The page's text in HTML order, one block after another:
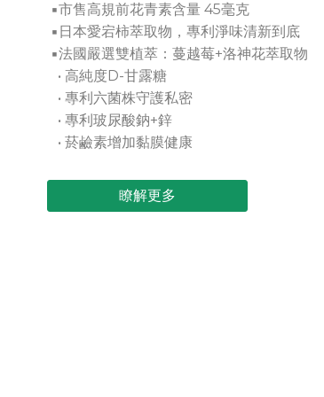
▪市售高規前花青素含量 45毫克
▪日本愛宕柿萃取物，專利淨味清新到底
▪法國嚴選雙植萃：蔓越莓+洛神花萃取物
• 高純度D-甘露糖
• 專利六菌株守護私密
• 專利玻尿酸鈉+鋅
• 菸鹼素增加黏膜健康
瞭解更多